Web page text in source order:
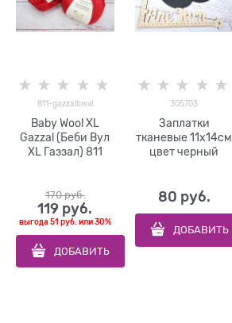
811-gazzalbwxl
Baby Wool XL
Gazzal (Беби Вул
XL Газзал) 811
170 руб.
119 руб.
выгода 51 руб. или30%
ДОБАВИТЬ
305703
Заплатки
тканевые 11х14см
цвет черный
80 руб.
ДОБАВИТЬ